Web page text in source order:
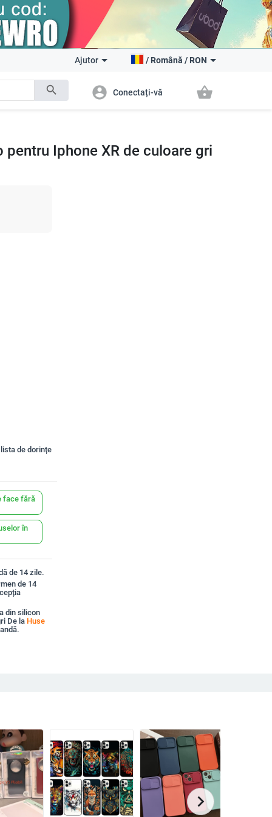
search
Ajutor / Română / RON
account_circle Conectați-vă shopping_basket
Iphone XR de culoare gri
de dorințe
face fără
în
de 14 zile.
de 14
din silicon
De la Huse
chevron_right